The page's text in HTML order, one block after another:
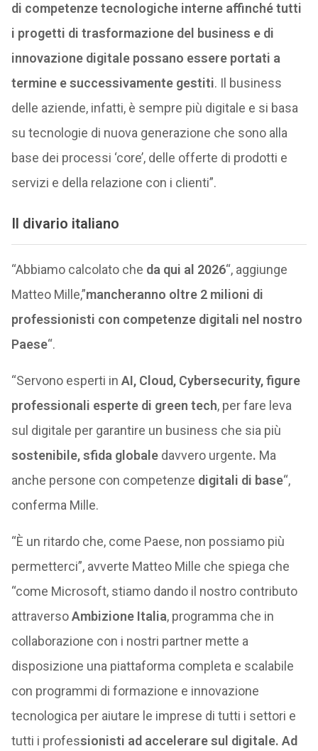
di competenze tecnologiche interne affinché tutti
i progetti di trasformazione del business e di
innovazione digitale possano essere portati a
termine e successivamente gestiti. Il business
delle aziende, infatti, è sempre più digitale e si basa
su tecnologie di nuova generazione che sono alla
base dei processi ‘core’, delle offerte di prodotti e
servizi e della relazione con i clienti”.
Il divario italiano
“Abbiamo calcolato che da qui al 2026“, aggiunge
Matteo Mille,”mancheranno oltre 2 milioni di
professionisti con competenze digitali nel nostro
Paese“.
“Servono esperti in AI, Cloud, Cybersecurity, figure
professionali esperte di green tech, per fare leva
sul digitale per garantire un business che sia più
sostenibile, sfida globale davvero urgente. Ma
anche persone con competenze digitali di base“,
conferma Mille.
“È un ritardo che, come Paese, non possiamo più
permetterci”, avverte Matteo Mille che spiega che
“come Microsoft, stiamo dando il nostro contributo
attraversoAmbizione Italia, programma che in
collaborazione con i nostri partner mette a
disposizione una piattaforma completa e scalabile
con programmi di formazione e innovazione
tecnologica per aiutare le imprese di tutti i settori e
tutti i professionisti ad accelerare sul digitale. Ad